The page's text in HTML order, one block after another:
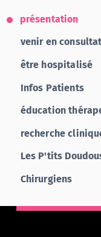
présentation
venir en
être hospitalisé
Infos Patients
éducation
recherche
Les P'tits
Chirurgiens